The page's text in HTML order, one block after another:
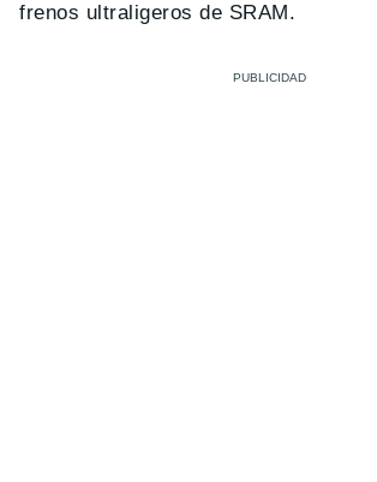
frenos ultraligeros de SRAM.